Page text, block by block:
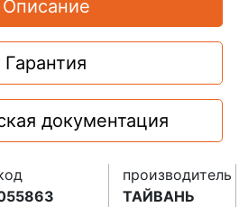
Описание
Гарантия
документация
производитель
ТАЙВАНЬ